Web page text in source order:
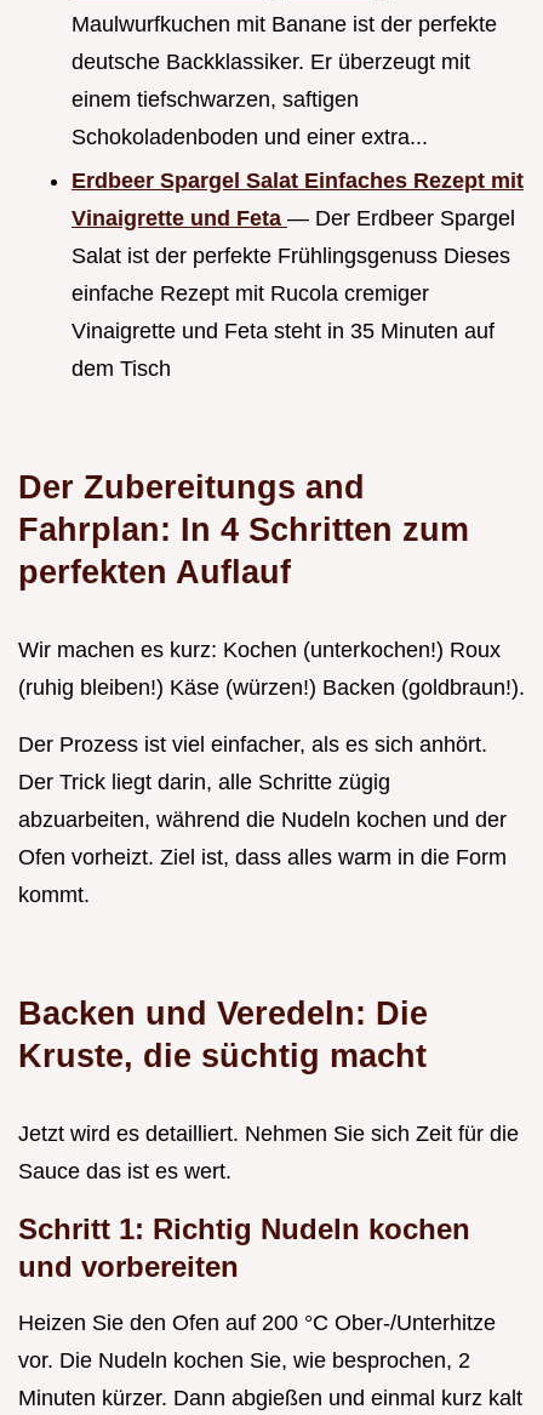
Maulwurfkuchen mit Banane ist der perfekte
deutsche Backklassiker. Er überzeugt mit
einem tiefschwarzen, saftigen
Schokoladenboden und einer extra...
Erdbeer Spargel Salat Einfaches Rezept mit
Vinaigrette und Feta — Der Erdbeer Spargel
Salat ist der perfekte Frühlingsgenuss Dieses
einfache Rezept mit Rucola cremiger
Vinaigrette und Feta steht in 35 Minuten auf
dem Tisch
Der Zubereitungs and
Fahrplan: In 4 Schritten zum
perfekten Auflauf
Wir machen es kurz: Kochen (unterkochen!) Roux
(ruhig bleiben!) Käse (würzen!) Backen (goldbraun!).
Der Prozess ist viel einfacher, als es sich anhört.
Der Trick liegt darin, alle Schritte zügig
abzuarbeiten, während die Nudeln kochen und der
Ofen vorheizt. Ziel ist, dass alles warm in die Form
kommt.
Backen und Veredeln: Die
Kruste, die süchtig macht
Jetzt wird es detailliert. Nehmen Sie sich Zeit für die
Sauce das ist es wert.
Schritt 1: Richtig Nudeln kochen
und vorbereiten
Heizen Sie den Ofen auf 200 °C Ober-/Unterhitze
vor. Die Nudeln kochen Sie, wie besprochen, 2
Minuten kürzer. Dann abgießen und einmal kurz kalt